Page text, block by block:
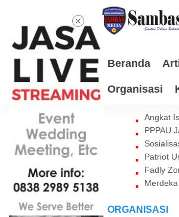
Beranda
Organisasi
Angkat
PPPAU
Patriot
Fadly
ORGANISASI